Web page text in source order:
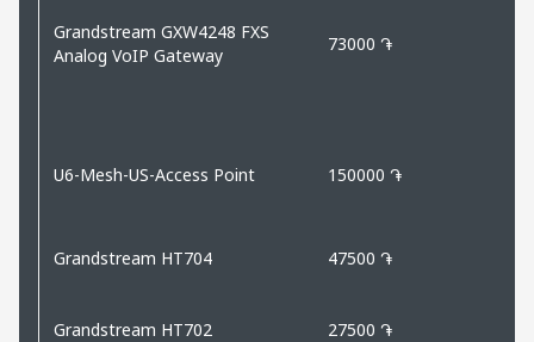
Grandstream GXW4248 FXS
Analog VoIP Gateway
73000 ֏
U6-Mesh-US-Access Point 150000 ֏
Grandstream HT704 47500 ֏
Grandstream HT702 27500 ֏